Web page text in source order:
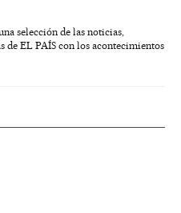
selección de las noticias,
de EL PAÍS con los acontecimientos